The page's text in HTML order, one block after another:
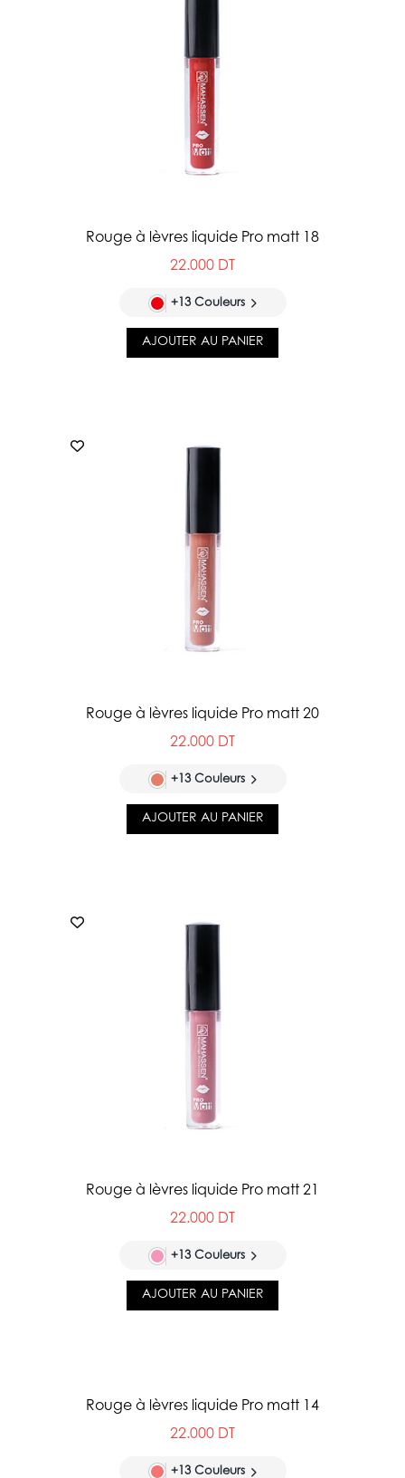
Rouge à lèvres liquide Pro matt 18
22.000 DT
+13 Couleurs
AJOUTER AU PANIER
Rouge à lèvres liquide Pro matt 20
22.000 DT
+13 Couleurs
AJOUTER AU PANIER
Rouge à lèvres liquide Pro matt 21
22.000 DT
+13 Couleurs
AJOUTER AU PANIER
Rouge à lèvres liquide Pro matt 14
22.000 DT
+13 Couleurs